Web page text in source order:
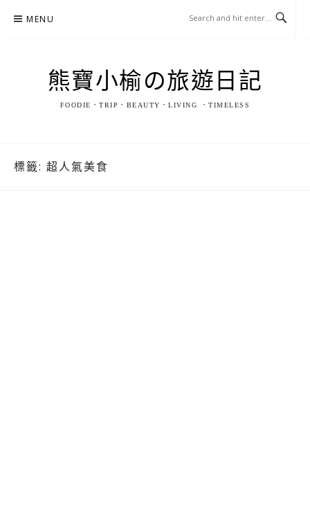
MENU
熊寶小榆の旅遊日記
FOODIE．TRIP．BEAUTY．LIVING ．TIMELESS
標籤: 超人氣美食